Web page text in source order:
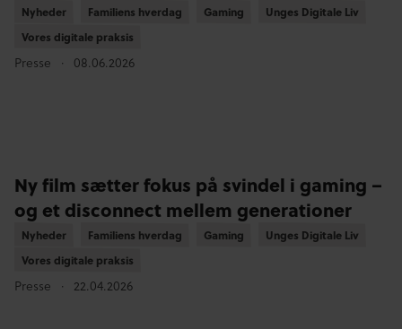
Nyheder
Nyheder Familiens hverdag
Familiens hverdag Gaming
Gaming Unges Digitale Liv
Unges Digitale Liv
Vores digitale praksis
Vores digitale praksis
Presse 08.06.2026
Ny film sætter fokus på svindel i gaming –
og et disconnect mellem generationer
Nyheder
Nyheder Familiens hverdag
Familiens hverdag Gaming
Gaming Unges Digitale Liv
Unges Digitale Liv
Vores digitale praksis
Vores digitale praksis
Presse 22.04.2026